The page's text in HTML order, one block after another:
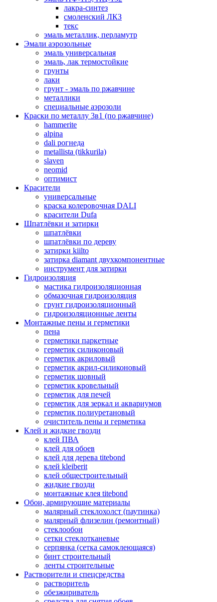
лакра-синтез
смоленский ЛКЗ
текс
эмаль металлик, перламутр
Эмали аэрозольные
эмаль универсальная
эмаль, лак термостойкие
грунты
лаки
грунт - эмаль по ржавчине
металлики
специальные аэрозоли
Краски по металлу 3в1 (по ржавчине)
hammerite
alpina
dali рогнеда
metallista (tikkurila)
slaven
neomid
оптимист
Красители
универсальные
краска колеровочная DALI
красители Dufa
Шпатлёвки и затирки
шпатлёвки
шпатлёвки по дереву
затирки kiilto
затирка diamant двухкомпонентные
инструмент для затирки
Гидроизоляция
мастика гидроизоляционная
обмазочная гидроизоляция
грунт гидроизоляционный
гидроизоляционные ленты
Монтажные пены и герметики
пена
герметики паркетные
герметик силиконовый
герметик акриловый
герметик акрил-силиконовый
герметик шовный
герметик кровельный
герметик для печей
герметик для зеркал и аквариумов
герметик полиуретановый
очиститель пены и герметика
Клей и жидкие гвозди
клей ПВА
клей для обоев
клей для дерева titebond
клей kleiberit
клей общестроительный
жидкие гвозди
монтажные клея titebond
Обои, армирующие материалы
малярный стеклохолст (паутинка)
малярный флизелин (ремонтный)
стеклообои
сетки стеклотканевые
серпянка (сетка самоклеющаяся)
бинт строительный
ленты строительные
Растворители и спецсредства
растворитель
обезжириватель